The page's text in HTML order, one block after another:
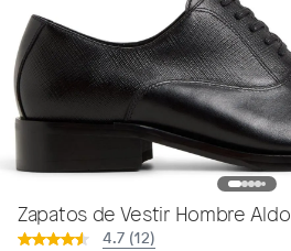
Zapatos de Vestir Hombre Aldo
4.7 (12)